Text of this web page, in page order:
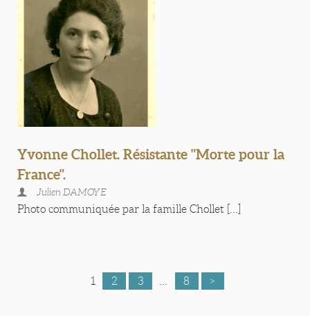
Yvonne Chollet. Résistante "Morte pour la
France".
Julien DAMOYE
Photo communiquée par la famille Chollet [...]
1 2 3 8 >